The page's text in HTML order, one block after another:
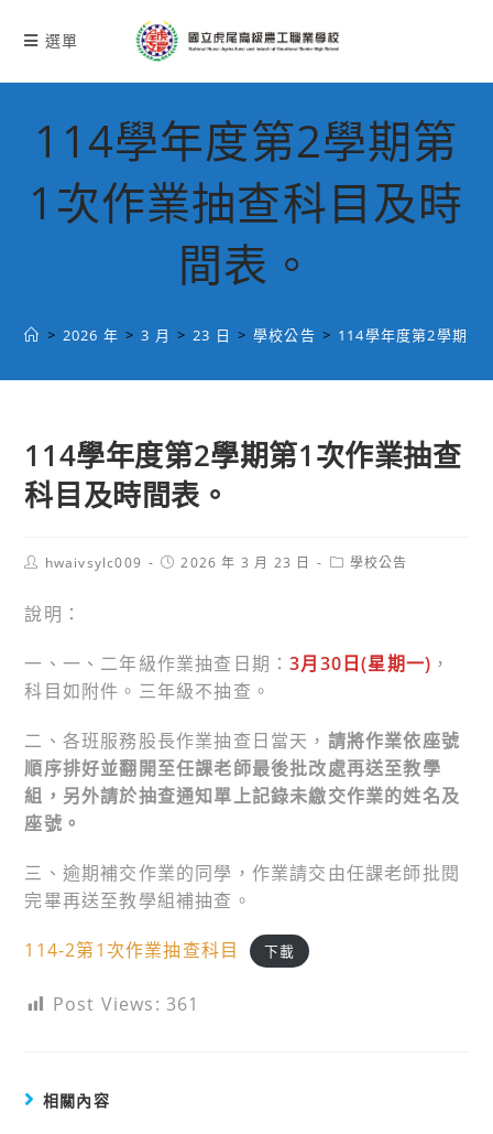
選單
114學年度第2學期第
1次作業抽查科目及時
間表。
> 2026 年 > 3 月 > 23 日 > 學校公告 > 114學年度第2學期第
114學年度第2學期第1次作業抽查
科目及時間表。
Posthwaivsylc009
Post2026 年 3 月 23 日
Post學校公告
說明：
一、一、二年級作業抽查日期：3月30日(星期一) ，
科目如附件。三年級不抽查。
二、各班服務股長作業抽查日當天， 請將作業依座號
順序排好並翻開至任課老師最後批改處再送至教學
組，另外請於抽查通知單上記錄未繳交作業的姓名及
座號。
三、逾期補交作業的同學，作業請交由任課老師批閱
完畢再送至教學組補抽查。
114-2第1次作業抽查科目 下載
Post Views: 361
相關內容